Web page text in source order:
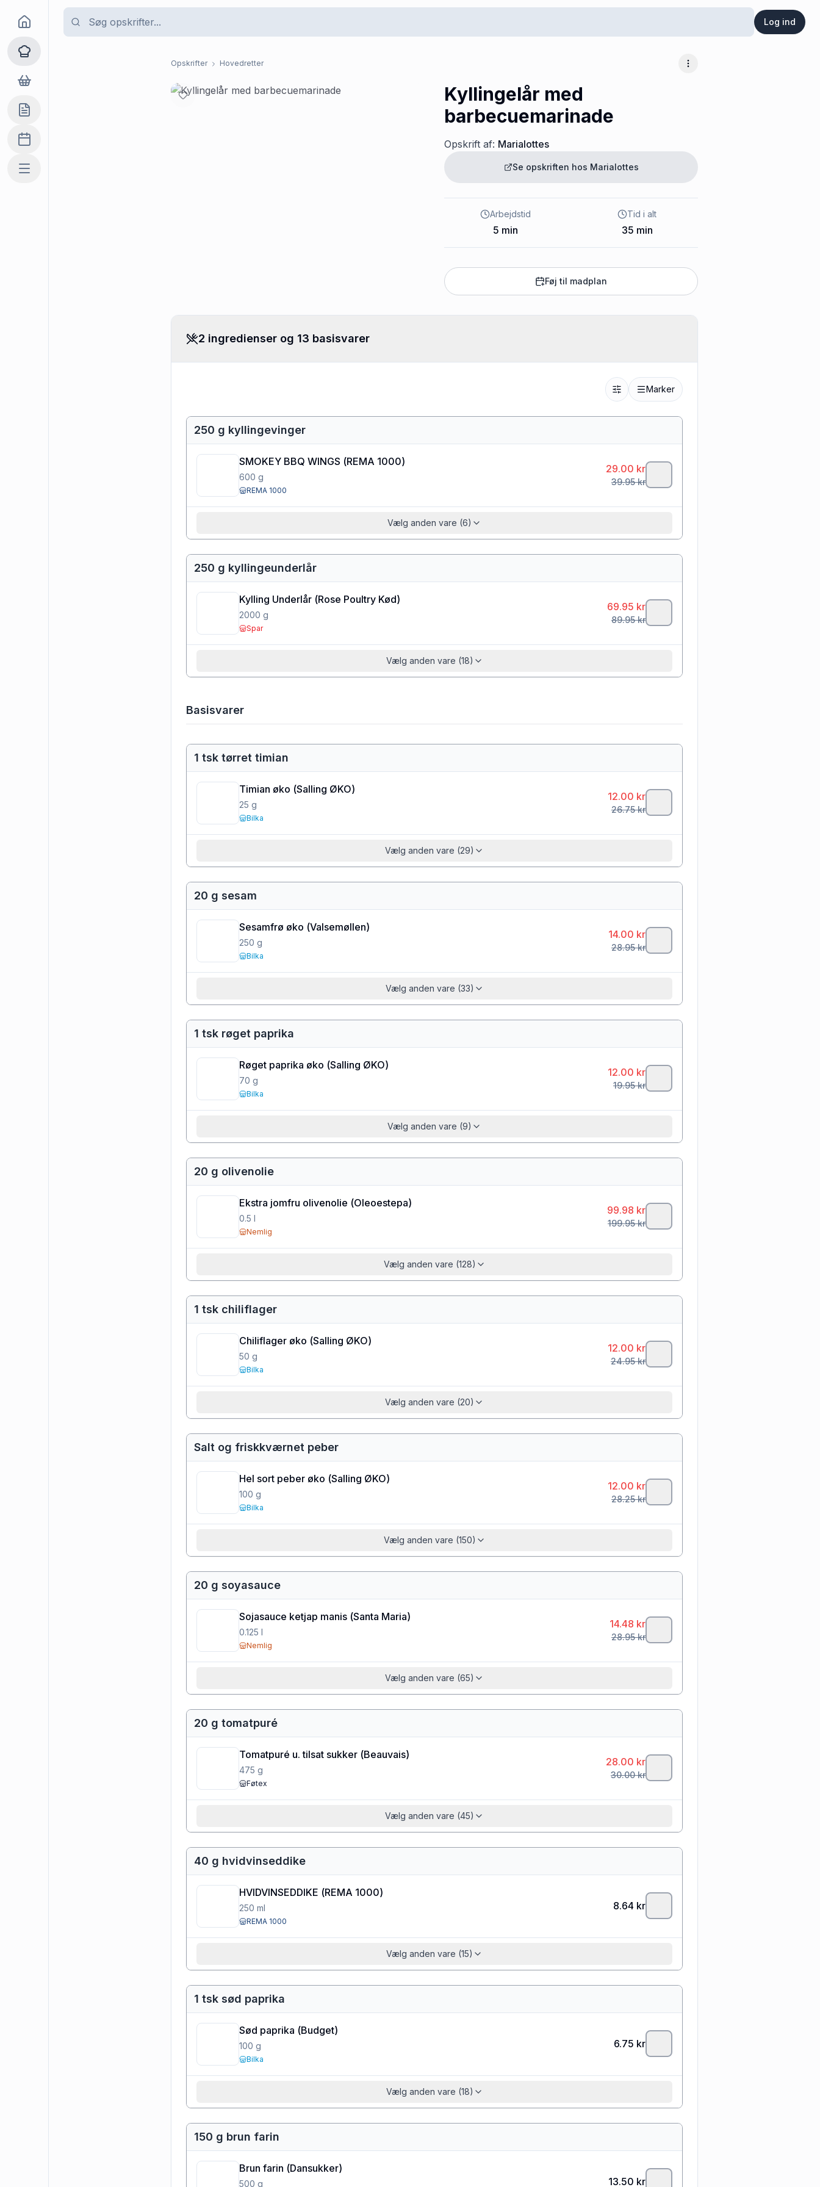
Log ind
Goma
Opskrifter
Dagligvarer
Indkøbslisten
Madplan
Mere
Opskrifter Hovedretter Flere muligheder
Kyllingelår med
barbecuemarinade
Opskrift af: Marialottes
Se opskriften hos Marialottes
Arbejdstid
5 min
Tid i alt
35 min
Føj til madplan
2 ingredienser og 13 basisvarer
Marker
250 g kyllingevinger
SMOKEY BBQ WINGS (REMA 1000)
600 g
REMA 1000
29.00 kr
39.95kr
Vælg anden vare (6)
250 g kyllingeunderlår
Kylling Underlår ( Rose Poultry Kød)
2000 g
Spar
69.95 kr
89.95kr
Vælg anden vare (18)
Basisvarer
1 tsk tørret timian
Timian øko (Salling ØKO)
25 g
Bilka
12.00 kr
26.75kr
Vælg anden vare (29)
20 g sesam
Sesamfrø øko (Valsemøllen)
250 g
Bilka
14.00 kr
28.95kr
Vælg anden vare (33)
1 tsk røget paprika
Røget paprika øko (Salling ØKO)
70 g
Bilka
12.00 kr
19.95kr
Vælg anden vare (9)
20 g olivenolie
Ekstra jomfru olivenolie (Oleoestepa)
0.5 l
Nemlig
99.98 kr
199.95kr
Vælg anden vare (128)
1 tsk chiliflager
Chiliflager øko (Salling ØKO)
50 g
Bilka
12.00 kr
24.95kr
Vælg anden vare (20)
Salt og friskkværnet peber
Hel sort peber øko (Salling ØKO)
100 g
Bilka
12.00 kr
28.25kr
Vælg anden vare (150)
20 g soyasauce
Sojasauce ketjap manis (Santa Maria)
0.125 l
Nemlig
14.48 kr
28.95kr
Vælg anden vare (65)
20 g tomatpuré
Tomatpuré u. tilsat sukker (Beauvais)
475 g
Føtex
28.00 kr
30.00kr
Vælg anden vare (45)
40 g hvidvinseddike
HVIDVINSEDDIKE (REMA 1000)
250 ml
REMA 1000
8.64 kr
Vælg anden vare (15)
1 tsk sød paprika
Sød paprika (Budget)
100 g
Bilka
6.75 kr
Vælg anden vare (18)
150 g brun farin
Brun farin (Dansukker)
500 g 13.50 kr